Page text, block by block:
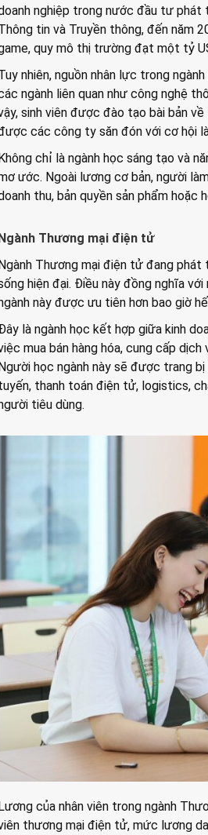
nghiệp trong nước đầu tư phát
tin và Truyền thông, đến năm
quy mô thị trường đạt một tỷ
nhiên, nguồn nhân lực trong
ngành liên quan như công nghệ
sinh viên được đào tạo bài bản
các công ty săn đón với cơ hội
chỉ là ngành học sáng tạo và
ước. Ngoài lương cơ bản, người
thu, bản quyền sản phẩm hoặc
Thương mại điện tử
Thương mại điện tử đang
hiện đại. Điều này đồng nghĩa
này được ưu tiên hơn bao giờ
là ngành học kết hợp giữa kinh
mua bán hàng hóa, cung cấp
học ngành này sẽ được trang
thanh toán điện tử, logistics,
tiêu dùng.
Lương của nhân viên trong ngành
thương mại điện tử, mức lương